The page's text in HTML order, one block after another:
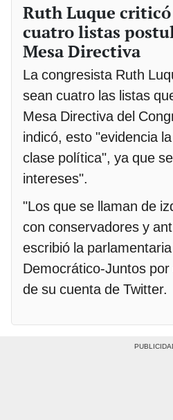
Ruth Luque
cuatro listas
Mesa Directiva
La congresista Ruth
sean cuatro las listas
Mesa Directiva del
indicó, esto "evidencia
clase política", ya que
intereses".
"Los que se llaman de
con conservadores y
escribió la
Democrático-Juntos
de su cuenta de Twitter.